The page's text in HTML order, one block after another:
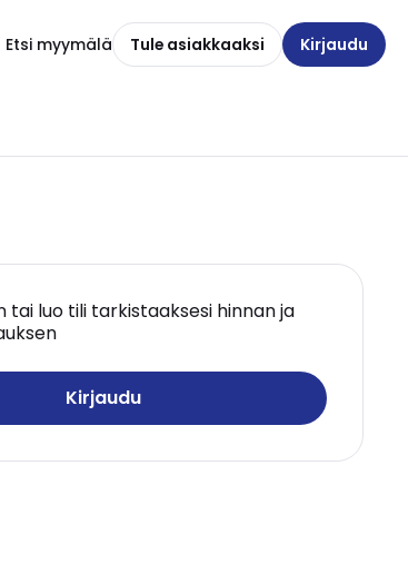
Etsi myymälä Tule asiakkaaksi Kirjaudu
tai luo tili tarkistaaksesi hinnan ja
Kirjaudu